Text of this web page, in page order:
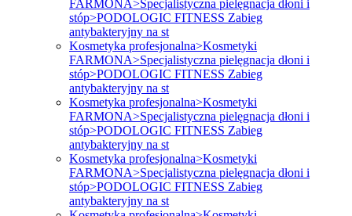
FARMONA>Specjalistyczna pielęgnacja dłoni i
stóp>PODOLOGIC FITNESS Zabieg
antybakteryjny na st
Kosmetyka profesjonalna>Kosmetyki
FARMONA>Specjalistyczna pielęgnacja dłoni i
stóp>PODOLOGIC FITNESS Zabieg
antybakteryjny na st
Kosmetyka profesjonalna>Kosmetyki
FARMONA>Specjalistyczna pielęgnacja dłoni i
stóp>PODOLOGIC FITNESS Zabieg
antybakteryjny na st
Kosmetyka profesjonalna>Kosmetyki
FARMONA>Specjalistyczna pielęgnacja dłoni i
stóp>PODOLOGIC FITNESS Zabieg
antybakteryjny na st